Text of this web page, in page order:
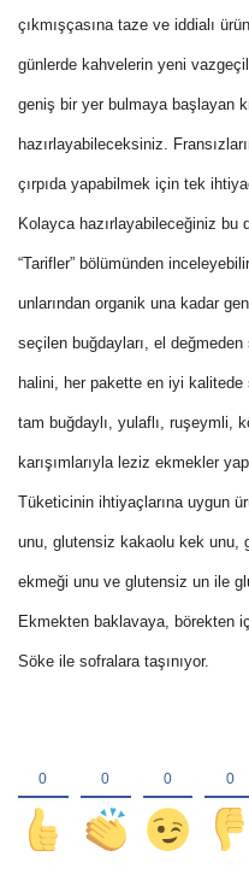
çıkmışçasına taze ve iddialı
günlerde kahvelerin yeni
geniş bir yer bulmaya başlayan
hazırlayabileceksiniz.
çırpıda yapabilmek için tek
Kolayca hazırlayabileceğiniz
“Tarifler” bölümünden
unlarından organik una kadar
seçilen buğdayları, el
halini, her pakette en iyi kalitede
tam buğdaylı, yulaflı, ruşeymli,
karışımlarıyla leziz ekmekler
Tüketicinin ihtiyaçlarına uygun
unu, glutensiz kakaolu kek unu,
ekmeği unu ve glutensiz un ile
Ekmekten baklavaya, börekten
Söke ile sofralara taşınıyor.